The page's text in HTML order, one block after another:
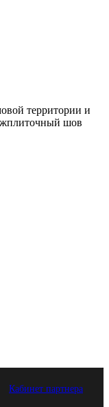
территории и
шов
Кабинет партнера